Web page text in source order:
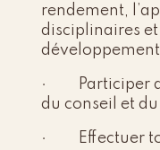
rendement,
disciplinaires
· Participer
du conseil et
· Effectuer